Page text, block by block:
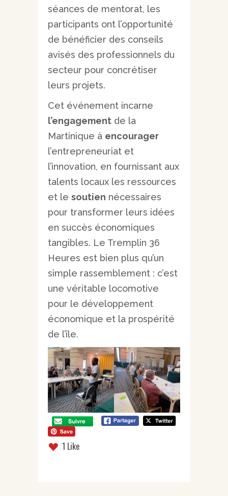
séances de mentorat, les
participants ont l’opportunité
de bénéficier des conseils
avisés des professionnels du
secteur pour concrétiser
leurs projets.
Cet événement incarne
l’engagement de la
Martinique à encourager
l’entrepreneuriat et
l’innovation, en fournissant aux
talents locaux les ressources
et le soutien nécessaires
pour transformer leurs idées
en succès économiques
tangibles. Le Tremplin 36
Heures est bien plus qu’un
simple rassemblement : c’est
une véritable locomotive
pour le développement
économique et la prospérité
de l’île.
1 Like